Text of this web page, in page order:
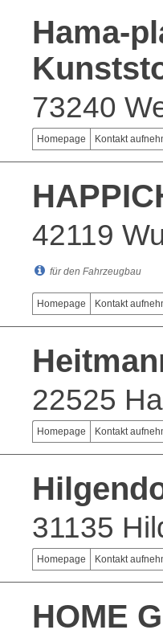
Hama-
73240
Homepage Kontakt
42119
für den Fahrzeugbau
Homepage Kontakt
22525
Homepage Kontakt
31135
Homepage Kontakt
HOME